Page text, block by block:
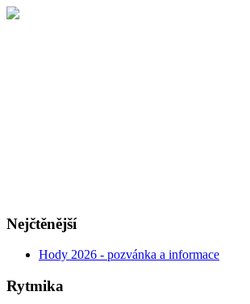
Nejčtěnější
Hody 2026 - pozvánka a informace
Rytmika